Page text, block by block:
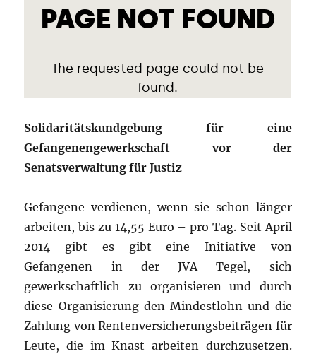
Solidaritätskundgebung für eine
Gefangenengewerkschaft vor der
Senatsverwaltung für Justiz
Gefangene verdienen, wenn sie schon länger
arbeiten, bis zu 14,55 Euro – pro Tag. Seit April
2014 gibt es gibt eine Initiative von
Gefangenen in der JVA Tegel, sich
gewerkschaftlich zu organisieren und durch
diese Organisierung den Mindestlohn und die
Zahlung von Rentenversicherungsbeiträgen für
Leute, die im Knast arbeiten durchzusetzen.